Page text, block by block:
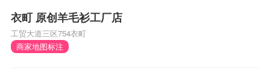
衣町 原创羊毛衫工厂店
工贸大道三区754衣町
商家地图标注